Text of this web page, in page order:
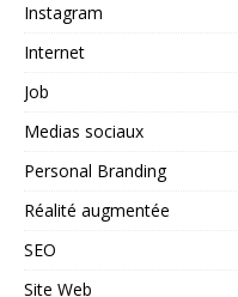
Instagram
Internet
Job
Medias sociaux
Personal Branding
Réalité augmentée
SEO
Site Web